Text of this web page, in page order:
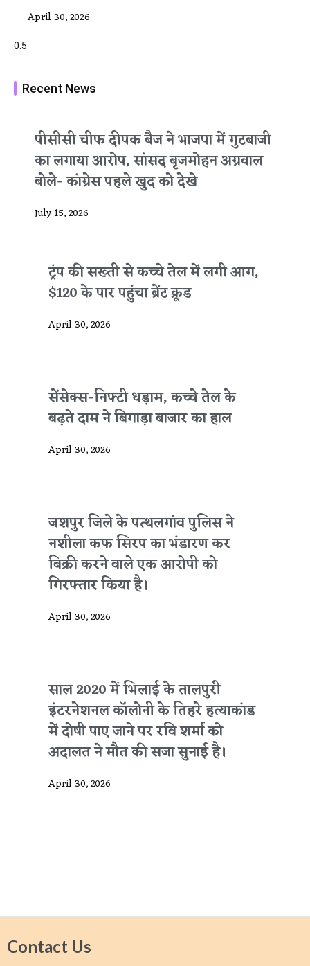
April 30, 2026
Recent News
पीसीसी चीफ दीपक बैज ने भाजपा में गुटबाजी
का लगाया आरोप, सांसद बृजमोहन अग्रवाल
बोले- कांग्रेस पहले खुद को देखे
July 15, 2026
ट्रंप की सख्ती से कच्चे तेल में लगी आग,
$120 के पार पहुंचा ब्रेंट क्रूड
April 30, 2026
सेंसेक्स-निफ्टी धड़ाम, कच्चे तेल के
बढ़ते दाम ने बिगाड़ा बाजार का हाल
April 30, 2026
जशपुर जिले के पत्थलगांव पुलिस ने
नशीला कफ सिरप का भंडारण कर
बिक्री करने वाले एक आरोपी को
गिरफ्तार किया है।
April 30, 2026
साल 2020 में भिलाई के तालपुरी
इंटरनेशनल कॉलोनी के तिहरे हत्याकांड
में दोषी पाए जाने पर रवि शर्मा को
अदालत ने मौत की सजा सुनाई है।
April 30, 2026
Contact Us